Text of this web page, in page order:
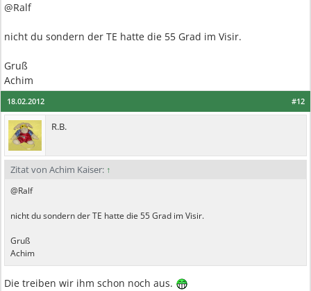
@Ralf
nicht du sondern der TE hatte die 55 Grad im Visir.
Gruß
Achim
#12
18.02.2012
R.B.
Zitat von Achim Kaiser: ↑
@Ralf
nicht du sondern der TE hatte die 55 Grad im Visir.
Gruß
Achim
Die treiben wir ihm schon noch aus.